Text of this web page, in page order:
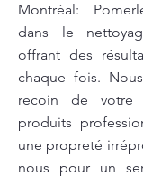
Montréal:
dans le
offrant des
chaque fois.
recoin de votre
produits
une propreté
nous pour un